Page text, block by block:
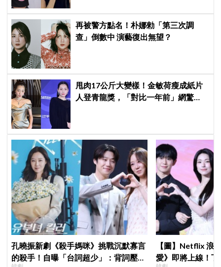
再被警方點名！朴娜勑「第三次調
查」倒數中 演藝復出無望？
甩肉17公斤大變樣！金敏荷瘦成紙片
人登青龍獎，「對比一年前」網驚
孔曉振新劇《殺手媽咪》挑戰沉默寡言
的殺手！自曝「台詞超少」：背詞壓力
【圖】Netflix 浪
愛》即將上線！